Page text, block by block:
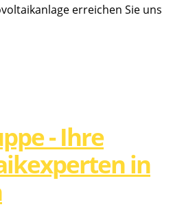
erreichen Sie uns
- Ihre
in